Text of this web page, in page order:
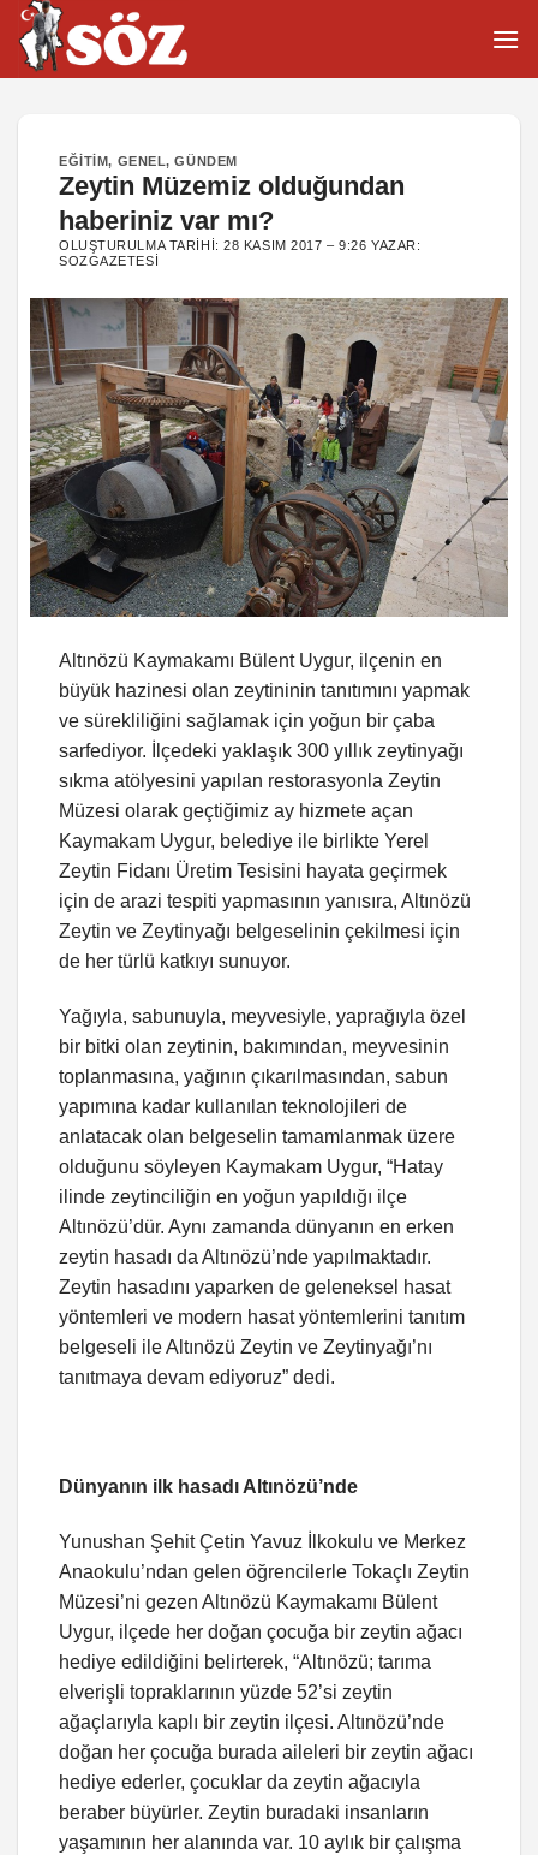
İçeriğe
atla
EĞITIM, GENEL,GÜNDEM
Zeytin Müzemiz olduğundan
haberiniz var mı?
OLUŞTURULMA TARIHI:28 KASIM 2017 – 9:26 YAZAR:
SOZGAZETESI
Altınözü Kaymakamı Bülent Uygur, ilçenin en
büyük hazinesi olan zeytininin tanıtımını yapmak
ve sürekliliğini sağlamak için yoğun bir çaba
sarfediyor. İlçedeki yaklaşık 300 yıllık zeytinyağı
sıkma atölyesini yapılan restorasyonla Zeytin
Müzesi olarak geçtiğimiz ay hizmete açan
Kaymakam Uygur, belediye ile birlikte Yerel
Zeytin Fidanı Üretim Tesisini hayata geçirmek
için de arazi tespiti yapmasının yanısıra, Altınözü
Zeytin ve Zeytinyağı belgeselinin çekilmesi için
de her türlü katkıyı sunuyor.
Yağıyla, sabunuyla, meyvesiyle, yaprağıyla özel
bir bitki olan zeytinin, bakımından, meyvesinin
toplanmasına, yağının çıkarılmasından, sabun
yapımına kadar kullanılan teknolojileri de
anlatacak olan belgeselin tamamlanmak üzere
olduğunu söyleyen Kaymakam Uygur, “Hatay
ilinde zeytinciliğin en yoğun yapıldığı ilçe
Altınözü’dür. Aynı zamanda dünyanın en erken
zeytin hasadı da Altınözü’nde yapılmaktadır.
Zeytin hasadını yaparken de geleneksel hasat
yöntemleri ve modern hasat yöntemlerini tanıtım
belgeseli ile Altınözü Zeytin ve Zeytinyağı’nı
tanıtmaya devam ediyoruz” dedi.
Dünyanın ilk hasadı Altınözü’nde
Yunushan Şehit Çetin Yavuz İlkokulu ve Merkez
Anaokulu’ndan gelen öğrencilerle Tokaçlı Zeytin
Müzesi’ni gezen Altınözü Kaymakamı Bülent
Uygur, ilçede her doğan çocuğa bir zeytin ağacı
hediye edildiğini belirterek, “Altınözü; tarıma
elverişli topraklarının yüzde 52’si zeytin
ağaçlarıyla kaplı bir zeytin ilçesi. Altınözü’nde
doğan her çocuğa burada aileleri bir zeytin ağacı
hediye ederler, çocuklar da zeytin ağacıyla
beraber büyürler. Zeytin buradaki insanların
yaşamının her alanında var. 10 aylık bir çalışma